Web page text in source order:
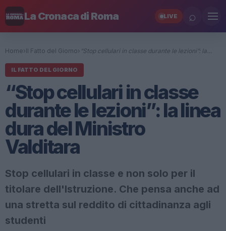
La Cronaca di Roma LIVE ⌕
Home› Il Fatto del Giorno› “Stop cellulari in classe durante le lezioni”: la…
IL FATTO DEL GIORNO
“Stop cellulari in classe
durante le lezioni”: la linea
dura del Ministro
Valditara
Stop cellulari in classe e non solo per il
titolare dell'Istruzione. Che pensa anche ad
una stretta sul reddito di cittadinanza agli
studenti